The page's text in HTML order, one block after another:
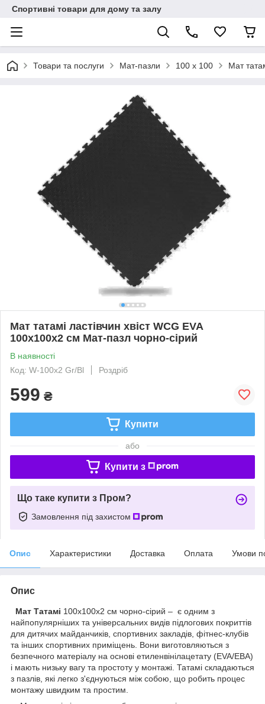
Спортивні товари для дому та залу
Товари та послуги Мат-пазли 100 x 100 Мат
Мат татамі ластівчин хвіст WCG EVA
100x100x2 см Мат-пазл чорно-сірий
В наявності
Код: W-100х2 Gr/Bl
Роздріб
599 ₴
Купити
або
Купити з
Що таке купити з Пром?
Замовлення під захистом
Опис Характеристики Доставка Оплата Умови
Опис
Мат Татамі 100х100х2 см чорно-сірий – є одним з
найпопулярніших та універсальних видів підлогових покриттів
для дитячих майданчиків, спортивних закладів, фітнес-клубів
та інших спортивних приміщень. Вони виготовляються з
безпечного матеріалу на основі етиленвінілацетату (EVA/ЕВА)
і мають низьку вагу та простоту у монтажі. Татамі складаються
з пазлів, які легко з'єднуються між собою, що робить процес
монтажу швидким та простим.